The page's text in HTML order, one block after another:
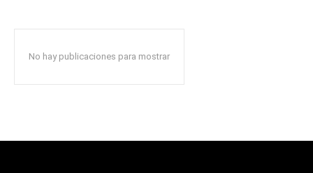
No hay publicaciones para mostrar